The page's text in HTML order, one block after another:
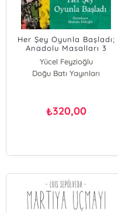
Her Şey Oyunla Başladı;
Anadolu Masalları 3
Yücel Feyzioğlu
Doğu Batı Yayınları
₺320,00